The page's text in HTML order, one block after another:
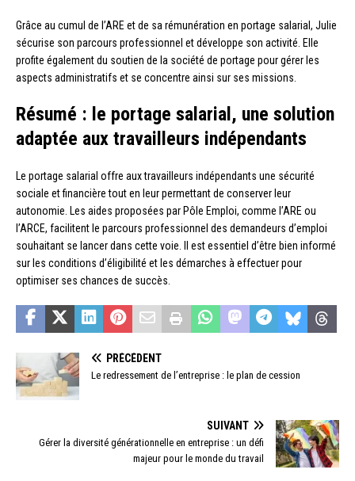
Grâce au cumul de l’ARE et de sa rémunération en portage salarial, Julie
sécurise son parcours professionnel et développe son activité. Elle
profite également du soutien de la société de portage pour gérer les
aspects administratifs et se concentre ainsi sur ses missions.
Résumé : le portage salarial, une solution
adaptée aux travailleurs indépendants
Le portage salarial offre aux travailleurs indépendants une sécurité
sociale et financière tout en leur permettant de conserver leur
autonomie. Les aides proposées par Pôle Emploi, comme l’ARE ou
l’ARCE, facilitent le parcours professionnel des demandeurs d’emploi
souhaitant se lancer dans cette voie. Il est essentiel d’être bien informé
sur les conditions d’éligibilité et les démarches à effectuer pour
optimiser ses chances de succès.
PRÉCÉDENT
Le redressement de l’entreprise : le plan de cession
SUIVANT
Gérer la diversité générationnelle en entreprise : un défi
majeur pour le monde du travail